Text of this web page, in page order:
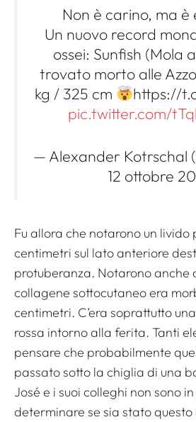
Non è carino, ma è
Un nuovo record
ossei: Sunfish (Mola
trovato morto alle
kg / 325 cm
https://
pic.twitter.com/
— Alexander Kotrschal
12 ottobre
Fu allora che notarono un livido
centimetri sul lato anteriore
protuberanza. Notarono anche
collagene sottocutaneo era
centimetri. C’era soprattutto
rossa intorno alla ferita. Tanti
pensare che probabilmente
passato sotto la chiglia di una
José e i suoi colleghi non sono
determinare se sia stato questo